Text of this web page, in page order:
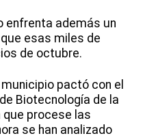
enfrenta además un
esas miles de
de octubre.
pactó con el
Biotecnología de la
que procese las
se han analizado